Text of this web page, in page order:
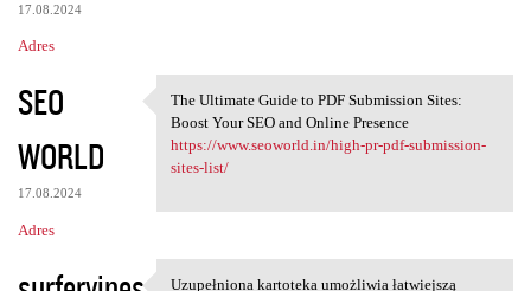
17.08.2024
Adres
SEO
WORLD
17.08.2024
Adres
The Ultimate Guide to PDF
The Ultimate Guide to PDF Submission Sites:
Boost Your SEO and Online Presence
https://www.seoworld.in/high-pr-pdf-submission-
sites-list/
Uzupełniona kartoteka umożliwia łatwiejszą